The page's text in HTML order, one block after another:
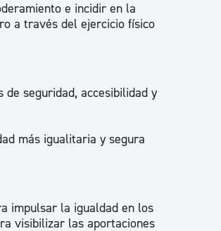
e incidir en la
a través del ejercicio físico
seguridad, accesibilidad y
más igualitaria y segura
impulsar la igualdad en los
visibilizar las aportaciones